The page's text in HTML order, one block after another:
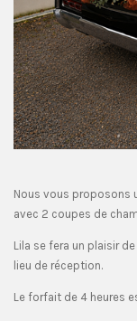
Nous vous proposons
avec 2 coupes de
Lila se fera un plaisir
lieu de réception.
Le forfait de 4 heures